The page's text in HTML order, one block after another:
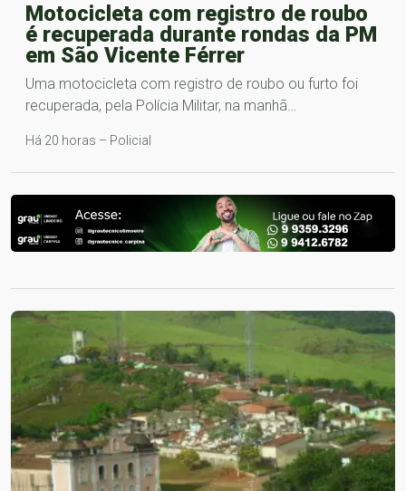
Motocicleta com registro de roubo
é recuperada durante rondas da PM
em São Vicente Férrer
Uma motocicleta com registro de roubo ou furto foi
recuperada, pela Polícia Militar, na manhã…
Há 20 horas – Policial